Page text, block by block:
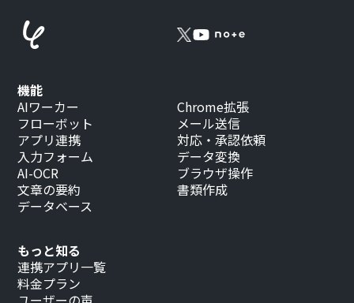
もっと知る
連携アプリ一覧
料金プラン
機能
AIワーカー
フローボット
アプリ連携
入力フォーム
AI-OCR
文章の要約
データベース
Chrome拡張
メール送信
対応・承認依頼
データ変換
ブラウザ操作
書類作成